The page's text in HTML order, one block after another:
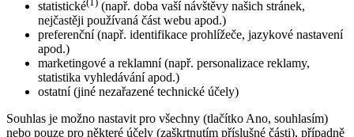
statistické
(např. doba vaší návštěvy našich stránek,
nejčastěji používaná část webu apod.)
preferenční (např. identifikace prohlížeče, jazykové nastavení
apod.)
marketingové a reklamní (např. personalizace reklamy,
statistika vyhledávání apod.)
ostatní (jiné nezařazené technické účely)
Souhlas je možno nastavit pro všechny (tlačítko Ano, souhlasím)
nebo pouze pro některé účely (zaškrtnutím příslušné části), případně